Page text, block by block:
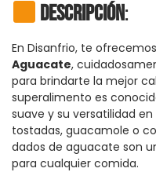
Descripción:
En Disanfrio, te
Aguacate,
para brindarte la mejor
superalimento es
suave y su versatilidad
tostadas, guacamole o
dados de aguacate son
para cualquier comida.